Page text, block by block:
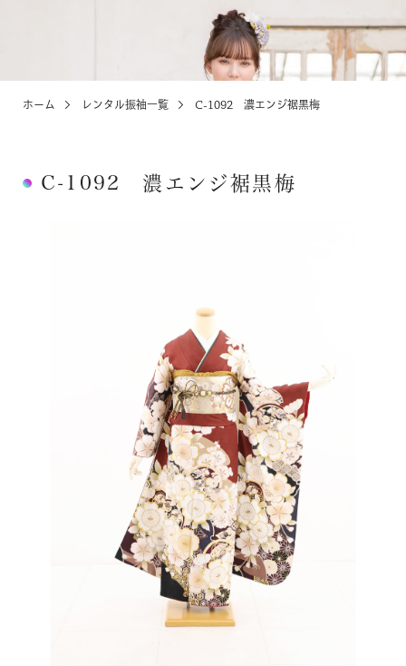
フォトウェディング
KIDS
お問い合わせ・来店予約
ホーム レンタル振袖一覧 C-1092 濃エンジ裾黒梅
C-1092 濃エンジ裾黒梅